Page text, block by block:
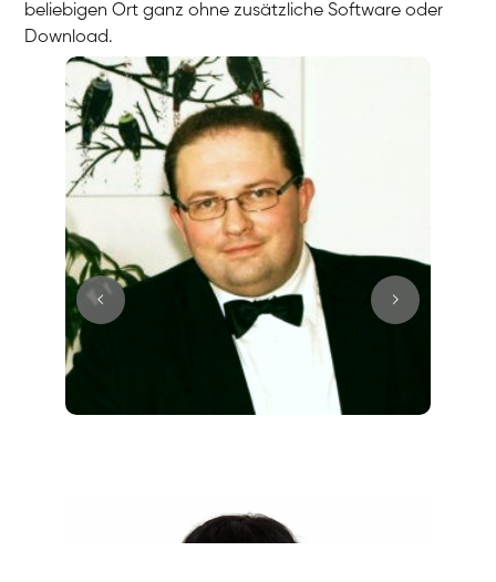
beliebigen Ort ganz ohne zusätzliche Software oder
Download.